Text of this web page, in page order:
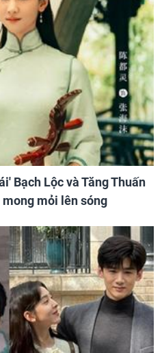
Bạch Lộc và Tăng Thuấn
mỏi lên sóng